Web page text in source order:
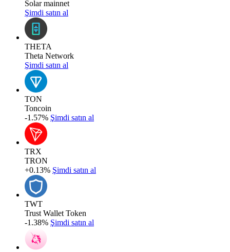
Solar mainnet
Şimdi satın al
THETA
Theta Network
Şimdi satın al
TON
Toncoin
-1.57% Şimdi satın al
TRX
TRON
+0.13% Şimdi satın al
TWT
Trust Wallet Token
-1.38% Şimdi satın al